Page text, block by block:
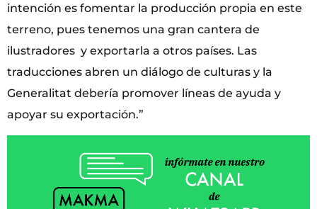
intención es fomentar la producción propia en este
terreno, pues tenemos una gran cantera de
ilustradores y exportarla a otros países. Las
traducciones abren un diálogo de culturas y la
Generalitat debería promover líneas de ayuda y
apoyar su exportación.”